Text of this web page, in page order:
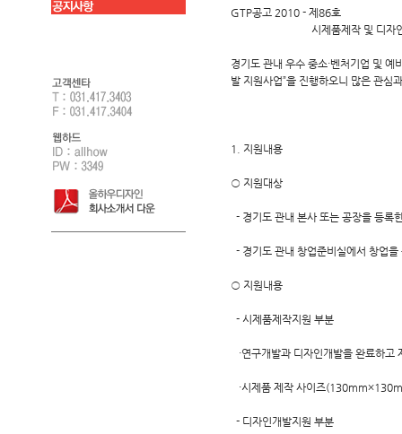
GTP공고 2010 - 제86호
시제품제작 및 디자인개발
경기도 관내 우수 중소·벤처기업 및
발 지원사업”을 진행하오니 많은 관심
1. 지원내용
○ 지원대상
- 경기도 관내 본사 또는 공장을 등록
- 경기도 관내 창업준비실에서 창업
○ 지원내용
- 시제품제작지원 부분
·연구개발과 디자인개발을 완료하
·시제품 제작 사이즈
- 디자인개발지원 부분